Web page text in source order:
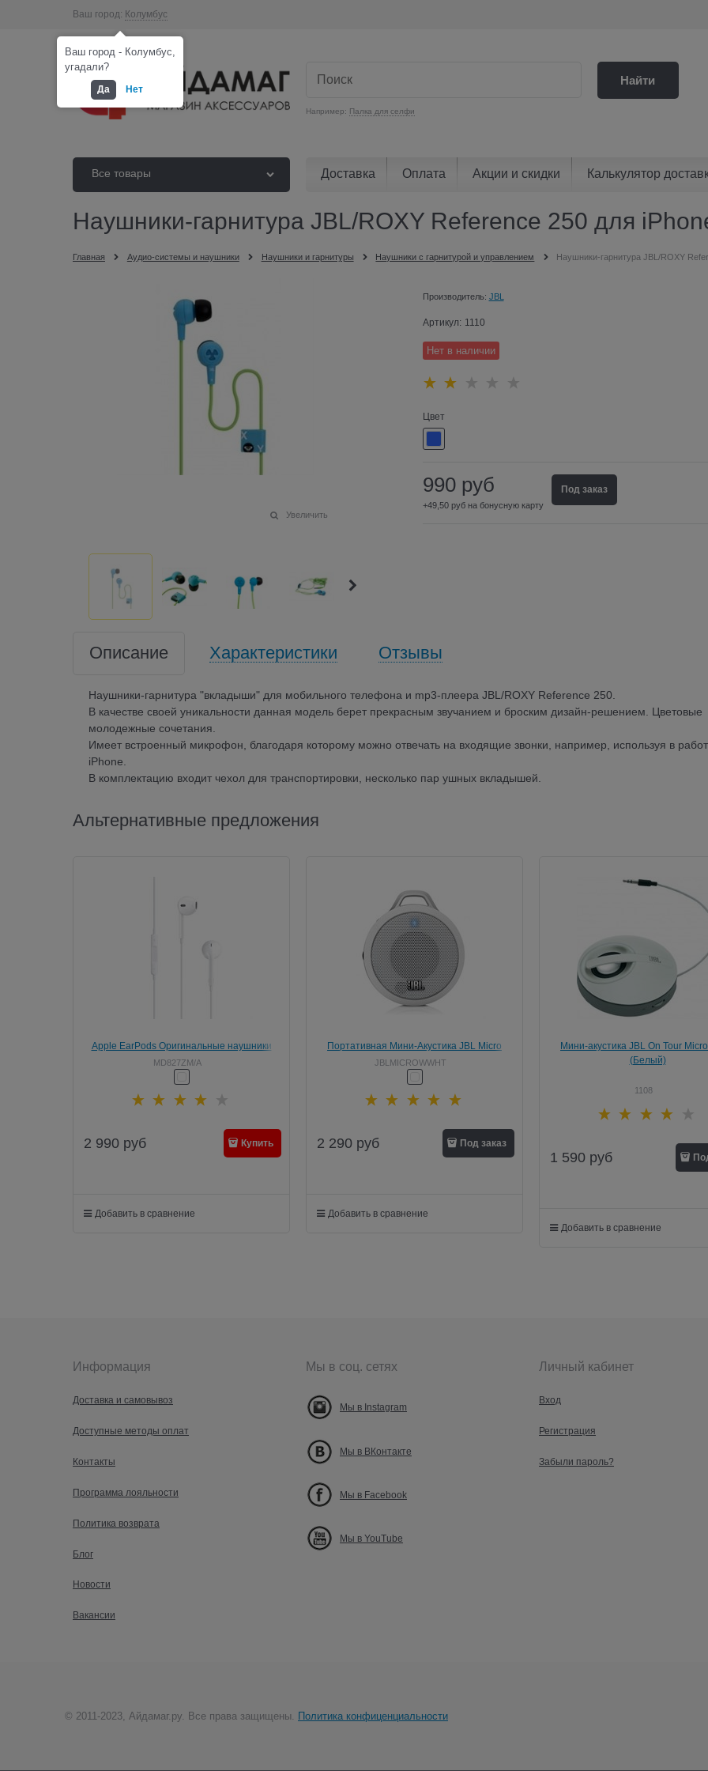
Ваш город: Колумбус
Например: Палка для селфи
Найти
Все товары Доставка Оплата Акции и скидки Калькулятор
Наушники-гарнитура JBL/ROXY Reference 250 для
Главная Аудио-системы и наушники Наушники и гарнитуры Наушники с гарнитурой и управлением Наушники-гарнитура JBL/ROXY
Увеличить
Производитель: JBL
Артикул: 1110
Нет в наличии
Цвет
990 руб
+49,50 руб на бонусную карту
Под заказ
Описание Характеристики Отзывы
Наушники-гарнитура "вкладыши" для мобильного телефона и mp3-плеера JBL/ROXY Reference 250.
В качестве своей уникальности данная модель берет прекрасным звучанием и броским дизайн-решением. Цветовые
молодежные сочетания.
Имеет встроенный микрофон, благодаря которому можно отвечать на входящие звонки, например, используя в
iPhone.
В комплектацию входит чехол для транспортировки, несколько пар ушных вкладышей.
Альтернативные предложения
Apple EarPods Оригинальные наушники
MD827ZM/A для iPhone/iPod/iPad
MD827ZM/A
2 990 руб Купить
Добавить в сравнение
Портативная Мини-Акустика JBL Micro
Wireless White
JBLMICROWWHT
2 290 руб Под заказ
Добавить в сравнение
Мини-акустика JBL On Tour
(Белый)
1108
1 590 руб
Добавить в сравнение
Информация
Доставка и самовывоз
Доступные методы оплат
Контакты
Программа лояльности
Политика возврата
Блог
Новости
Вакансии
Мы в соц. сетях
Мы в Instagram
Мы в ВКонтакте
Мы в Facebook
Мы в YouTube
Личный кабинет
Вход
Регистрация
Забыли пароль?
© 2011-2023, Айдамаг.ру. Все права защищены. Политика конфиценциальности
Ваш город - Колумбус,
угадали?
Да Нет